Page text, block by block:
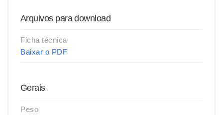
Arquivos para download
Ficha técnica
Baixar o PDF
Gerais
Peso